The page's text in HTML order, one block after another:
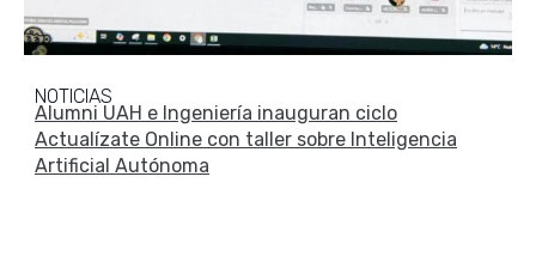
NOTICIAS
Alumni UAH e Ingeniería inauguran ciclo
Actualízate Online con taller sobre Inteligencia
Artificial Autónoma